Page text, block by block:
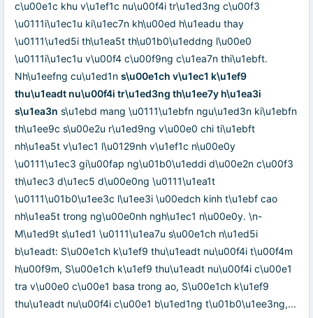
c\u00e1c khu v\u1ef1c nu\u00f4i tr\u1ed3ng c\u00f3
\u0111i\u1ec1u ki\u1ec7n kh\u00ed h\u1eadu thay
\u0111\u1ed5i th\u1ea5t th\u01b0\u1eddng l\u00e0
\u0111i\u1ec1u v\u00f4 c\u00f9ng c\u1ea7n thi\u1ebft.
Nh\u1eefng cu\u1ed1n s\u00e1ch v\u1ec1 k\u1ef9
thu\u1eadt nu\u00f4i tr\u1ed3ng th\u1ee7y h\u1ea3i
s\u1ea3n s\u1ebd mang \u0111\u1ebfn ngu\u1ed3n ki\u1ebfn
th\u1ee9c s\u00e2u r\u1ed9ng v\u00e0 chi ti\u1ebft
nh\u1ea5t v\u1ec1 l\u0129nh v\u1ef1c n\u00e0y
\u0111\u1ec3 gi\u00fap ng\u01b0\u1eddi d\u00e2n c\u00f3
th\u1ec3 d\u1ec5 d\u00e0ng \u0111\u1ea1t
\u0111\u01b0\u1ee3c l\u1ee3i \u00edch kinh t\u1ebf cao
nh\u1ea5t trong ng\u00e0nh ngh\u1ec1 n\u00e0y. \n-
M\u1ed9t s\u1ed1 \u0111\u1ea7u s\u00e1ch n\u1ed5i
b\u1eadt: S\u00e1ch k\u1ef9 thu\u1eadt nu\u00f4i t\u00f4m
h\u00f9m, S\u00e1ch k\u1ef9 thu\u1eadt nu\u00f4i c\u00e1
tra v\u00e0 c\u00e1 basa trong ao, S\u00e1ch k\u1ef9
thu\u1eadt nu\u00f4i c\u00e1 b\u1ed1ng t\u01b0\u1ee3ng,...